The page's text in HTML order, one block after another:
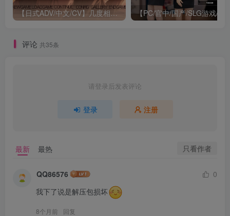
【日式ADV/中文/CV】几度相逢若初见 官中版【新作/4.1G】
评论 共35条
请登录后发表评论
登录 注册
最新 最热 只看作者
QQ86576
0
我下了说是解压包损坏
8个月前 回复